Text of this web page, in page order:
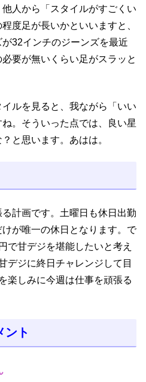
人から「スタイルがすごくい
度足が長いかといいますと、
32インチのジーンズを最近
要が無いくらい足がスラッと
ルを見ると、我ながら「いい
。そういった点では、良い星
と思います。あはは。
計画です。土曜日も休日出勤
が唯一の休日となります。で
で甘デジを堪能したいと考え
デジに終日チャレンジして目
楽しみに今週は仕事を頑張る
ント